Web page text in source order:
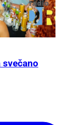
svečano